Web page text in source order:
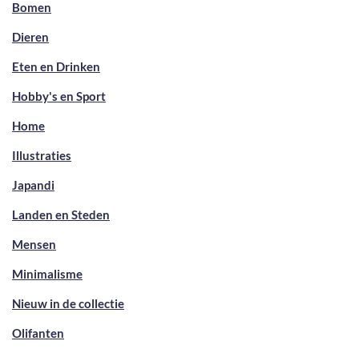
Bomen
Dieren
Eten en Drinken
Hobby's en Sport
Home
Illustraties
Japandi
Landen en Steden
Mensen
Minimalisme
Nieuw in de collectie
Olifanten